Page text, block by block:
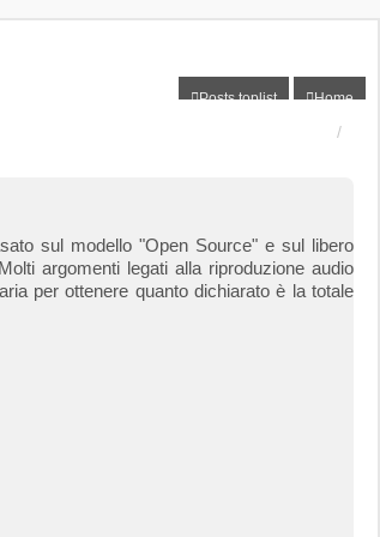
Posts toplist
Home
sul modello "Open Source" e sul libero
argomenti legati alla riproduzione audio
per ottenere quanto dichiarato è la totale